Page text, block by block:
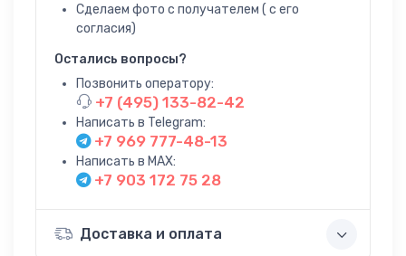
Сделаем фото с получателем ( с его
согласия)
Остались вопросы?
Позвонить оператору:
+7 (495) 133-82-42
Написать в Telegram:
+7 969 777-48-13
Написать в MAX:
+7 903 172 75 28
Доставка и оплата